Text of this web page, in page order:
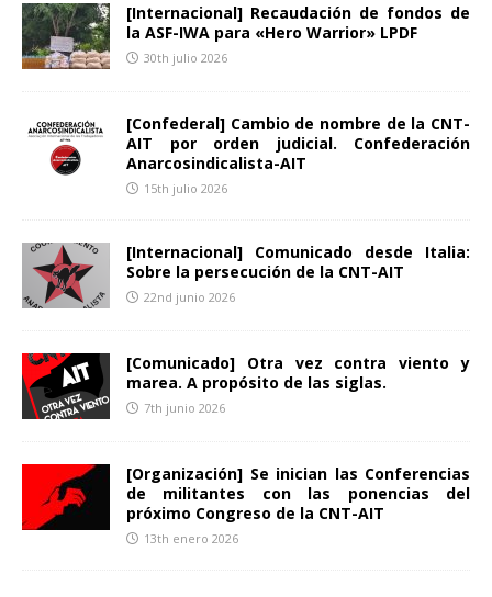
[Internacional] Recaudación de fondos de
la ASF-IWA para «Hero Warrior» LPDF
30th julio 2026
[Confederal] Cambio de nombre de la CNT-
AIT por orden judicial. Confederación
Anarcosindicalista-AIT
15th julio 2026
[Internacional] Comunicado desde Italia:
Sobre la persecución de la CNT-AIT
22nd junio 2026
[Comunicado] Otra vez contra viento y
marea. A propósito de las siglas.
7th junio 2026
[Organización] Se inician las Conferencias
de militantes con las ponencias del
próximo Congreso de la CNT-AIT
13th enero 2026